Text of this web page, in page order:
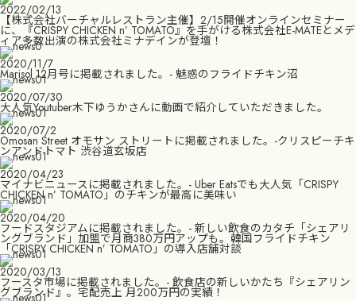
2022/02/13
【株式会社バーチャルレストラン主催】2/15開催オンラインセミナー
に、『CRISPY CHICKEN n’ TOMATO』を手がける株式会社E-MATEとメデ
ィア多数出演の株式会社ミナデインが登壇！
2020/11/7
Marisol 12月号に掲載されました。- 魅惑のフライドチキン沼
2020/07/30
大人気Youtuber木下ゆうかさんに動画で紹介していただきました。
2020/07/2
Omosan Street オモサン ストリートに掲載されました。-クリスピーチキ
ンアンドトマト 渋谷道玄坂店
2020/04/23
マイナビニュースに掲載されました。- Uber Eatsでも大人気「CRISPY
CHICKEN n’ TOMATO」のチキンが最高に美味い
2020/04/20
フードスタジアムに掲載されました。- 新しい飲食のカタチ「シェアリ
ングブランド」加盟で月商380万円アップも。韓国フライドチキン
「CRISPY CHICKEN n’ TOMATO」の導入店舗対談
2020/03/13
フースタ市場に掲載されました。- 飲食店の新しいかたち『シェアリン
グブランド』。宅配売上 月200万円の実績！